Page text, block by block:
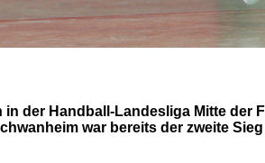
der Handball-Landesliga Mitte der
war bereits der zweite